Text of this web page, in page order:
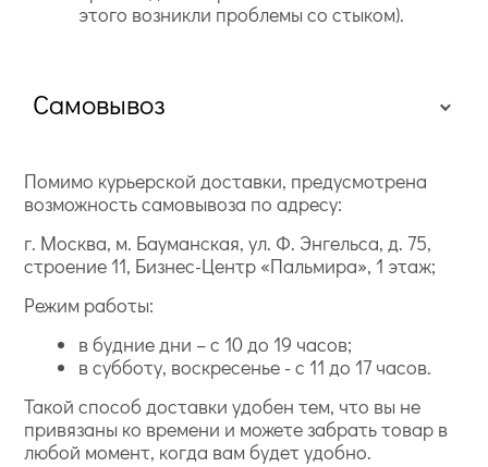
этого возникли проблемы со стыком).
Самовывоз
Помимо курьерской доставки, предусмотрена
возможность самовывоза по адресу:
г. Москва, м. Бауманская, ул. Ф. Энгельса, д. 75,
строение 11, Бизнес-Центр «Пальмира», 1 этаж;
Режим работы:
в будние дни – с 10 до 19 часов;
в субботу, воскресенье - с 11 до 17 часов.
Такой способ доставки удобен тем, что вы не
привязаны ко времени и можете забрать товар в
любой момент, когда вам будет удобно.